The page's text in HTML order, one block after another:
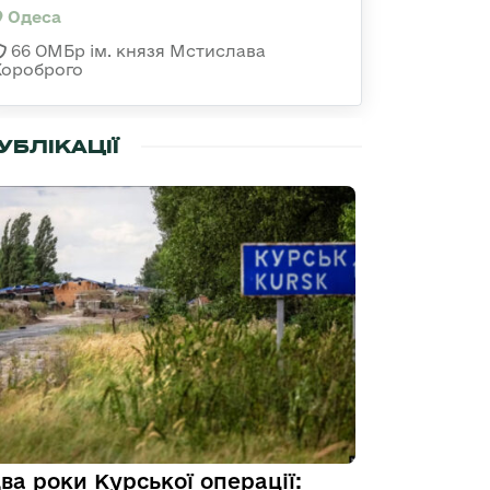
Одеса
66 ОМБр ім. князя Мстислава
роки Курської операції: